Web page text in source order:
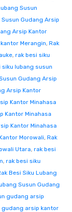
Susun
Gudang Arsip
Arsip Kantor
Merangin, Rak
, rak besi siku
siku lubang susun
Gudang Arsip
Arsip Kantor
Kantor Minahasa
Kantor Minahasa
Kantor Minahasa
Morowali, Rak
Utara, rak besi
, rak besi siku
Besi Siku Lubang
Susun Gudang
gudang arsip
gudang arsip kantor